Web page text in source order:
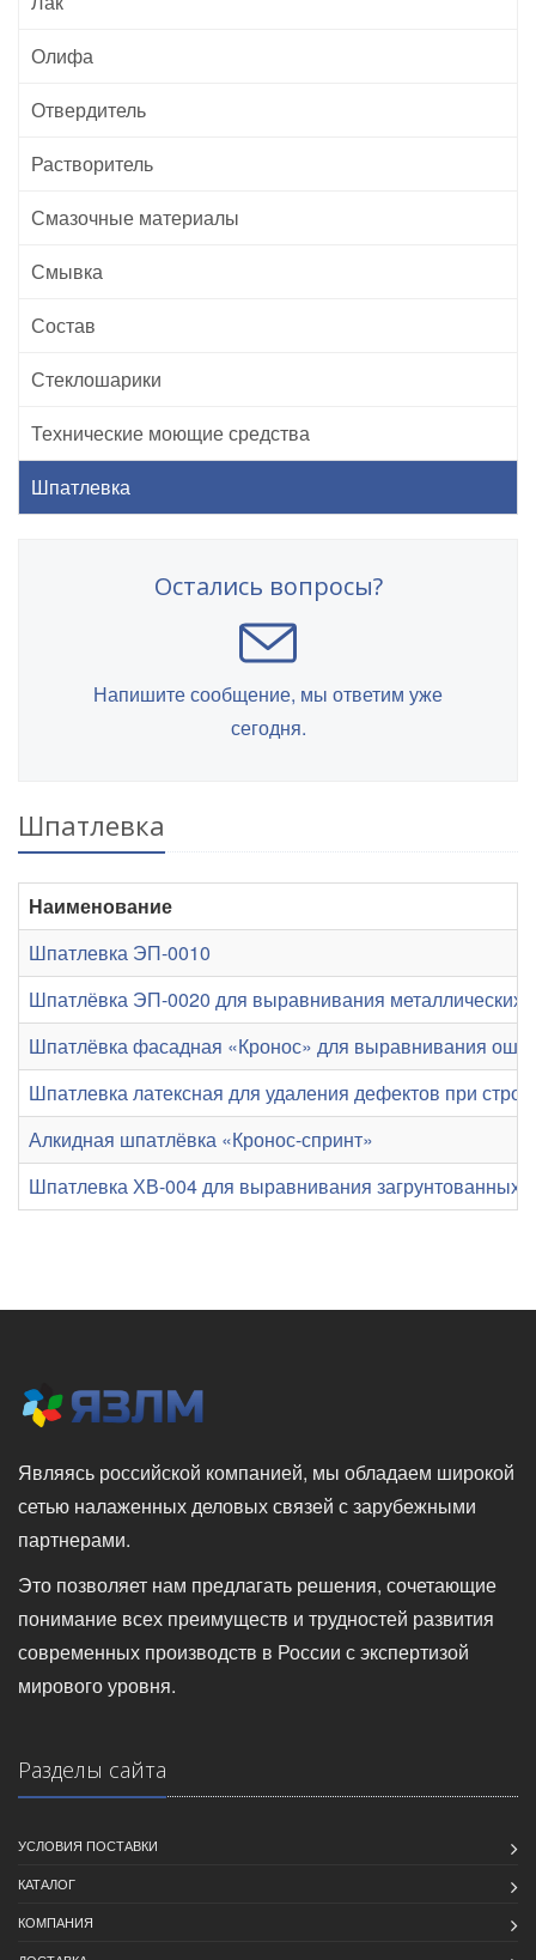
Олифа
Отвердитель
Растворитель
Смазочные материалы
Смывка
Состав
Стеклошарики
Технические моющие средства
Шпатлевка
Остались вопросы?
Напишите сообщение, мы ответим уже
сегодня.
Шпатлевка
Наименование
Шпатлевка ЭП-0010
Шпатлёвка ЭП-0020 для выравнивания металлических
Шпатлёвка фасадная «Кронос» для выравнивания
Шпатлевка латексная для удаления дефектов при
Алкидная шпатлёвка «Кронос-спринт»
Шпатлевка ХВ-004 для выравнивания загрунтованных
Являясь российской компанией, мы обладаем широкой
сетью налаженных деловых связей с зарубежными
партнерами.
Это позволяет нам предлагать решения, сочетающие
понимание всех преимуществ и трудностей развития
современных производств в России с экспертизой
мирового уровня.
Разделы сайта
УСЛОВИЯ ПОСТАВКИ
КАТАЛОГ
КОМПАНИЯ